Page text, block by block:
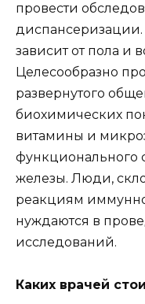
провести
зависит от пола и
Целесообразно
развернутого
биохимических
витамины и
функционального
железы. Люди,
реакциям
нуждаются в
исследований.
Каких врачей